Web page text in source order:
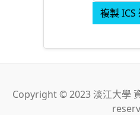
複製 ICS
Copyright © 2023 淡江大學